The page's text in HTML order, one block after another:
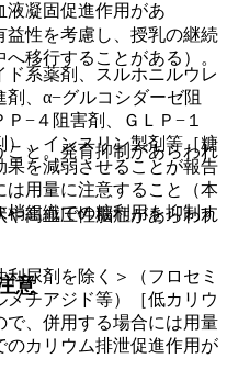
性を考慮し、授乳の継続
移行することがある）。
と。発育抑制があらわれ
高血圧性脳症があらわれ
意
液凝固促進作用があ
系薬剤、スルホニルウレ
、α−グルコシダーゼ阻
−４阻害剤、ＧＬＰ−１
）、インスリン製剤等［糖
果を減弱させることが報告
は用量に注意すること（本
組織での糖利用を抑制す
尿剤を除く＞（フロセミ
チアジド等）［低カリウ
で、併用する場合には用量
のカリウム排泄促進作用が